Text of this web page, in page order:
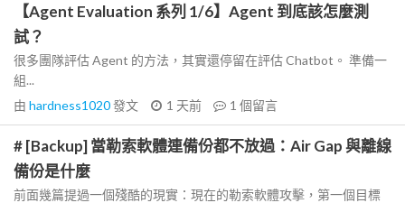
【Agent Evaluation 系列 1/6】Agent 到底該怎麼測
試？
很多團隊評估 Agent 的方法，其實還停留在評估 Chatbot。 準備一
組...
由 hardness1020發文 1 天前 1 個留言
# [Backup] 當勒索軟體連備份都不放過：Air Gap 與離線
備份是什麼
前面幾篇提過一個殘酷的現實：現在的勒索軟體攻擊，第一個目標